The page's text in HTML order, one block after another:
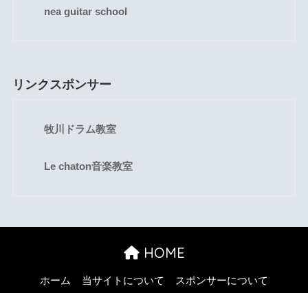
nea guitar school
リンクスポンサー
牧川ドラム教室
Le chaton音楽教室
HOME
ホーム 当サイトについて スポンサーについて